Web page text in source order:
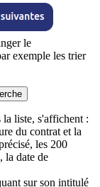
le
exemple les trier
liste, s'affichent :
du contrat et la
les 200
la date de
sur son intitulé